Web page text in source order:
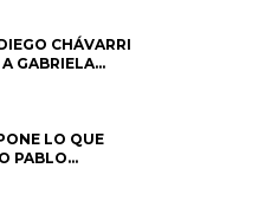
CHÁVARRI
GABRIELA
SU SALIDA
LO QUE
PABLO
FULLER: “UNA
EL